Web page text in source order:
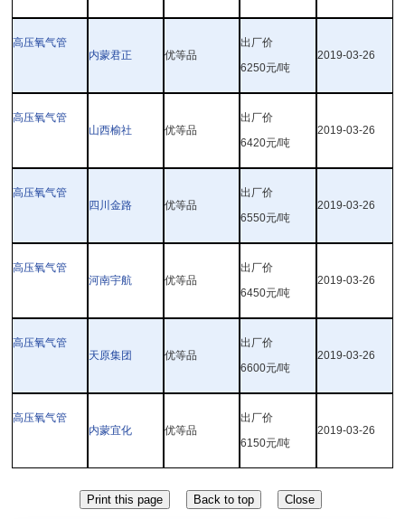
高压氧气管
内蒙君正
优等品
出厂价
6250元/吨
2019-03-26
高压氧气管
山西榆社
优等品
出厂价
6420元/吨
2019-03-26
高压氧气管
四川金路
优等品
出厂价
6550元/吨
2019-03-26
高压氧气管
河南宇航
优等品
出厂价
6450元/吨
2019-03-26
高压氧气管
天原集团
优等品
出厂价
6600元/吨
2019-03-26
高压氧气管
内蒙宜化
优等品
出厂价
6150元/吨
2019-03-26